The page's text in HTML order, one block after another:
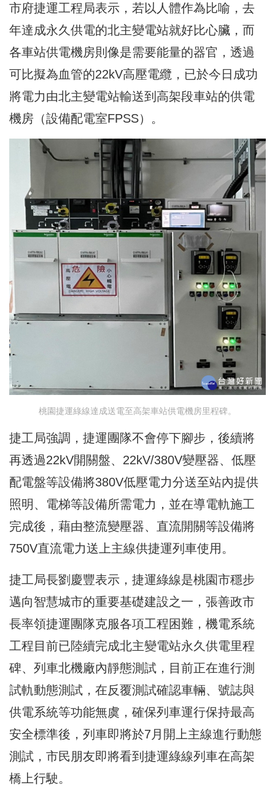
市府捷運工程局表示，若以人體作為比喻，去
年達成永久供電的北主變電站就好比心臟，而
各車站供電機房則像是需要能量的器官，透過
可比擬為血管的22kV高壓電纜，已於今日成功
將電力由北主變電站輸送到高架段車站的供電
機房（設備配電室FPSS）。
桃園捷運綠線達成送電至高架車站供電機房里程碑。
捷工局強調，捷運團隊不會停下腳步，後續將
再透過22kV開關盤、22kV/380V變壓器、低壓
配電盤等設備將380V低壓電力分送至站內提供
照明、電梯等設備所需電力，並在導電軌施工
完成後，藉由整流變壓器、直流開關等設備將
750V直流電力送上主線供捷運列車使用。
捷工局長劉慶豐表示，捷運綠線是桃園市穩步
邁向智慧城市的重要基礎建設之一，張善政市
長率領捷運團隊克服各項工程困難，機電系統
工程目前已陸續完成北主變電站永久供電里程
碑、列車北機廠內靜態測試，目前正在進行測
試軌動態測試，在反覆測試確認車輛、號誌與
供電系統等功能無虞，確保列車運行保持最高
安全標準後，列車即將於7月開上主線進行動態
測試，市民朋友即將看到捷運綠線列車在高架
橋上行駛。